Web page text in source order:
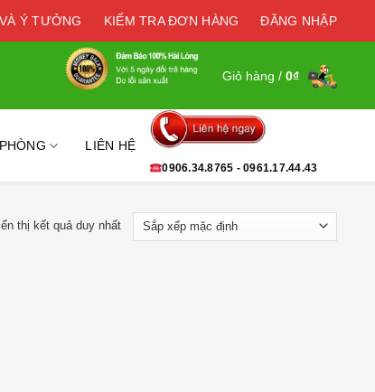
Ý TƯỞNG KIỂM TRA ĐƠN HÀNG ĐĂNG NHẬP
Giỏ hàng / 0₫
LIÊN HỆ
0906.34.8765 - 0961.17.44.43
thị kết quả duy nhất